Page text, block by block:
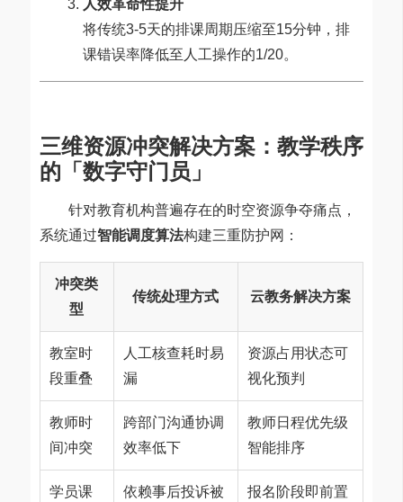
人效革命性提升
将传统3-5天的排课周期压缩至15分钟，排
课错误率降低至人工操作的1/20。
三维资源冲突解决方案：教学秩序
的「数字守门员」
针对教育机构普遍存在的时空资源争夺痛点，
系统通过智能调度算法构建三重防护网：
冲突类
型
传统处理方式 云教务解决方案
教室时
段重叠
人工核查耗时易
漏
资源占用状态可
视化预判
教师时
间冲突
跨部门沟通协调
效率低下
教师日程优先级
智能排序
学员课
依赖事后投诉被
报名阶段即前置